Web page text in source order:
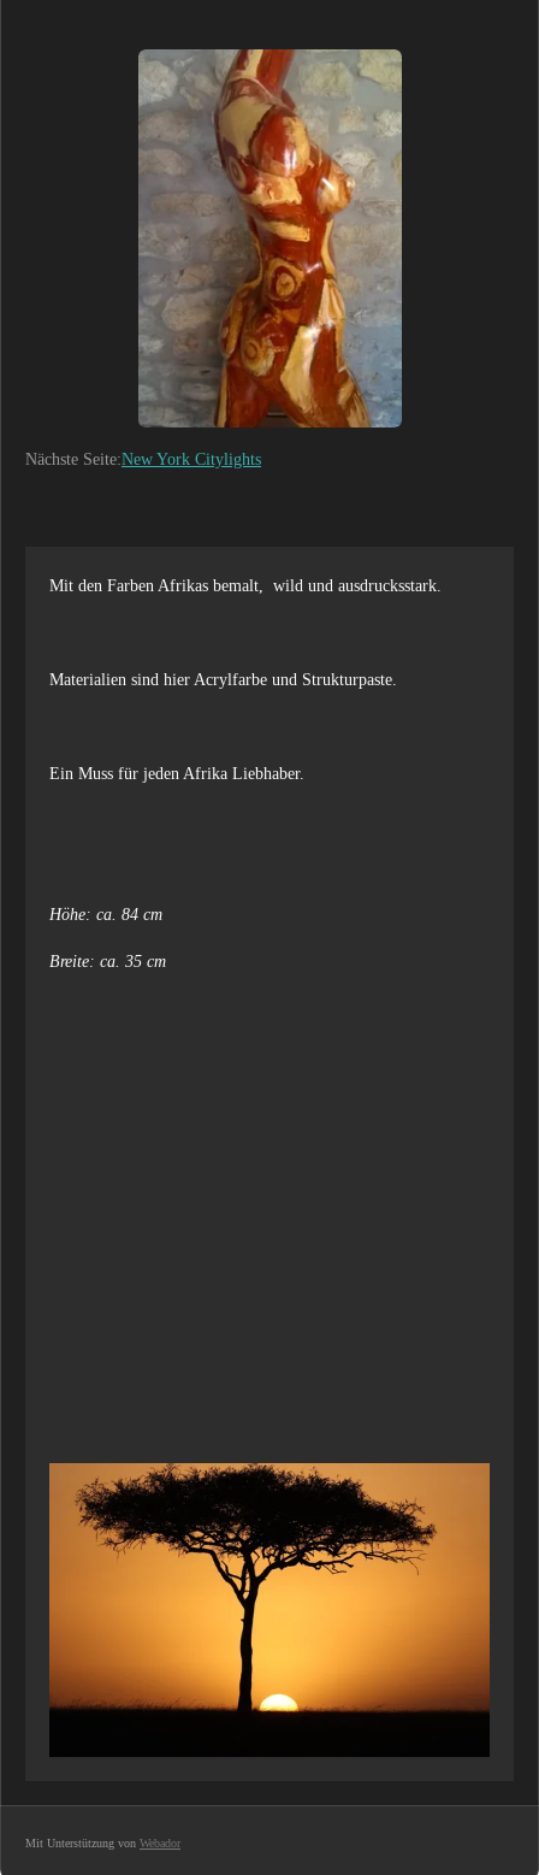
Nächste Seite:New York Citylights
Mit den Farben Afrikas bemalt, wild und ausdrucksstark.
Materialien sind hier Acrylfarbe und Strukturpaste.
Ein Muss für jeden Afrika Liebhaber.
Höhe: ca. 84 cm
Breite: ca. 35 cm
Mit Unterstützung von Webador